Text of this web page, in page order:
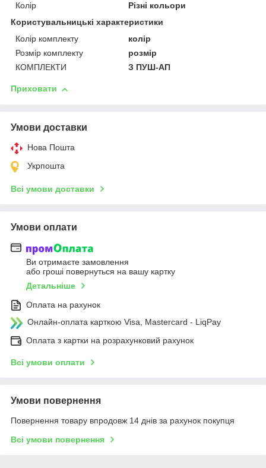
Колір
Різні кольори
Користувальницькі характеристики
Колір комплекту
колір
Розмір комплекту
розмір
КОМПЛЕКТИ
З ПУШ-АП
Приховати
Умови доставки
Нова Пошта
Укрпошта
Всі умови доставки
Умови оплати
Ви отримаєте замовлення
або гроші повернуться на вашу картку
Детальніше
Оплата на рахунок
Онлайн-оплата карткою Visa, Mastercard - LiqPay
Оплата з картки на розрахунковий рахунок
Всі умови оплати
Умови повернення
Повернення товару впродовж 14 днів за рахунок покупця
Всі умови повернення